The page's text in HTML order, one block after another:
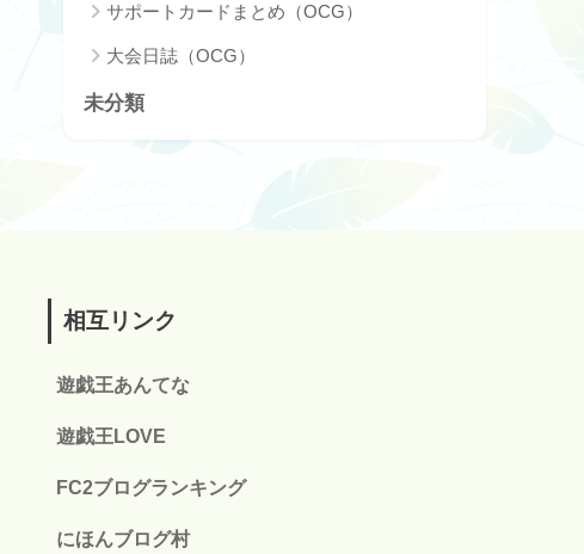
サポートカードまとめ（OCG）
大会日誌（OCG）
未分類
相互リンク
遊戯王あんてな
遊戯王LOVE
FC2ブログランキング
にほんブログ村